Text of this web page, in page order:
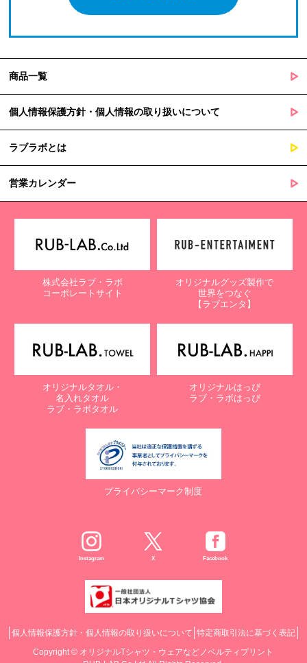
商品一覧
個人情報保護方針・個人情報の取り扱いについて
ラブラボとは
営業カレンダー
株式会社ラブ・ラボ
コーポレートサイト
オリジナルグッズ製作で
世界をつなぐ
【ラブエンタ】
オリジナルタオル・
名入れタオル
ラブ・ラボタオル
オリジナルはっぴ
ラブ・ラボはっぴ
プライバシーマーク制度
Instagram X Facebook
個人情報保護方針・個人情報の取り扱いについて 特定商取引法に基づく表記
Copyright © オリジナルTシャツ・ウェアなどノベルティプリント